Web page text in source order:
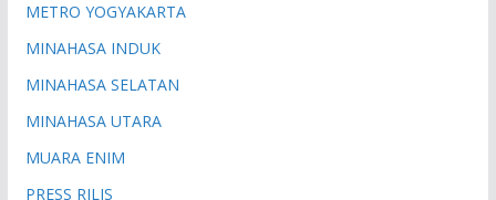
METRO YOGYAKARTA
MINAHASA INDUK
MINAHASA SELATAN
MINAHASA UTARA
MUARA ENIM
PRESS RILIS